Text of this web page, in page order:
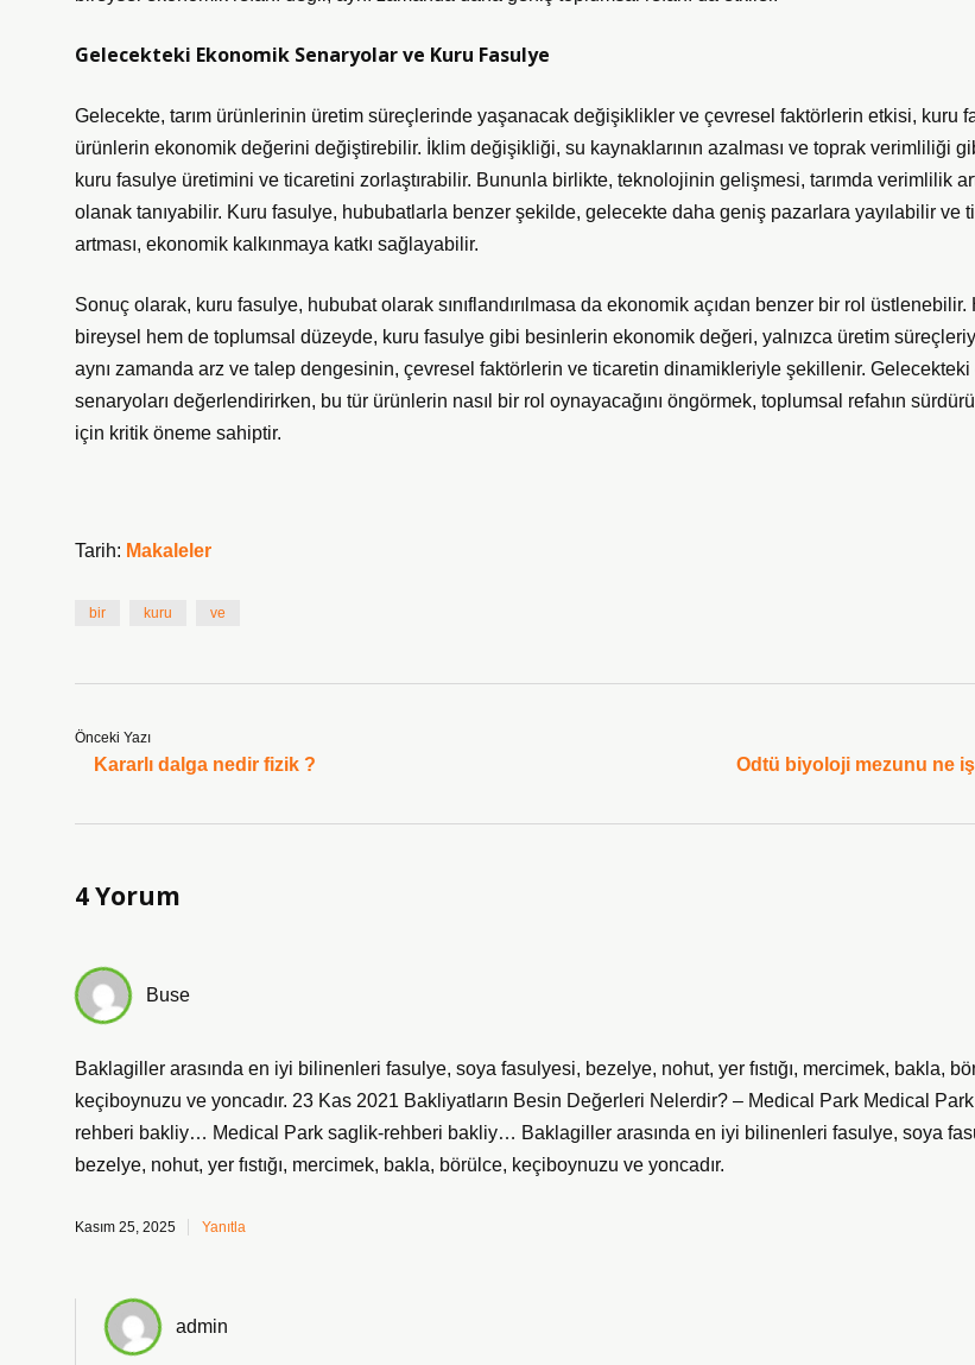
Gelecekteki Ekonomik Senaryolar ve Kuru Fasulye
Gelecekte, tarım ürünlerinin üretim süreçlerinde yaşanacak değişiklikler ve çevresel faktörlerin etkisi, kuru
ürünlerin ekonomik değerini değiştirebilir. İklim değişikliği, su kaynaklarının azalması ve toprak verimliliği
kuru fasulye üretimini ve ticaretini zorlaştırabilir. Bununla birlikte, teknolojinin gelişmesi, tarımda verimlilik
olanak tanıyabilir. Kuru fasulye, hububatlarla benzer şekilde, gelecekte daha geniş pazarlara yayılabilir ve
artması, ekonomik kalkınmaya katkı sağlayabilir.
Sonuç olarak, kuru fasulye, hububat olarak sınıflandırılmasa da ekonomik açıdan benzer bir rol üstlenebilir.
bireysel hem de toplumsal düzeyde, kuru fasulye gibi besinlerin ekonomik değeri, yalnızca üretim
aynı zamanda arz ve talep dengesinin, çevresel faktörlerin ve ticaretin dinamikleriyle şekillenir.
senaryoları değerlendirirken, bu tür ürünlerin nasıl bir rol oynayacağını öngörmek, toplumsal refahın
için kritik öneme sahiptir.
Tarih: Makaleler
bir kuru ve
Önceki Yazı
Kararlı dalga nedir fizik ? Odtü biyoloji mezunu ne
4 Yorum
Buse
Baklagiller arasında en iyi bilinenleri fasulye, soya fasulyesi, bezelye, nohut, yer fıstığı, mercimek, bakla,
keçiboynuzu ve yoncadır. 23 Kas 2021 Bakliyatların Besin Değerleri Nelerdir? – Medical Park Medical
rehberi bakliy… Medical Park saglik-rehberi bakliy… Baklagiller arasında en iyi bilinenleri fasulye, soya
bezelye, nohut, yer fıstığı, mercimek, bakla, börülce, keçiboynuzu ve yoncadır.
Kasım 25, 2025 Yanıtla
admin